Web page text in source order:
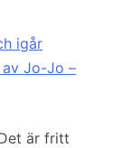
igår
av Jo-Jo –
är fritt